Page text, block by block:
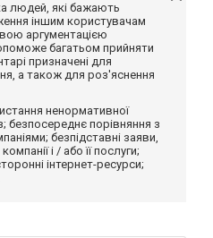
людей, які бажають
іншим користувачам
аргументацією
багатьом прийняти
призначені для
а також для роз'яснення
ненормативної
безпосереднє порівняння з
безпідставні заяви,
і / або її послуги;
інтернет-ресурси;